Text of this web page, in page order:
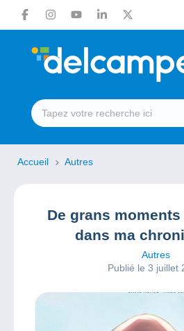
Accueil Autres
De grans moments
dans ma
Autres
Publié le 3 juillet